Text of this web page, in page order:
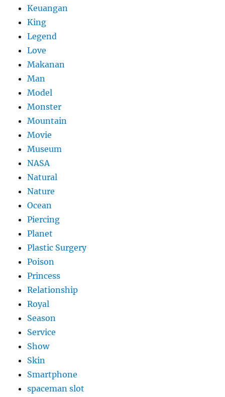
Keuangan
King
Legend
Love
Makanan
Man
Model
Monster
Mountain
Movie
Museum
NASA
Natural
Nature
Ocean
Piercing
Planet
Plastic Surgery
Poison
Princess
Relationship
Royal
Season
Service
Show
Skin
Smartphone
spaceman slot